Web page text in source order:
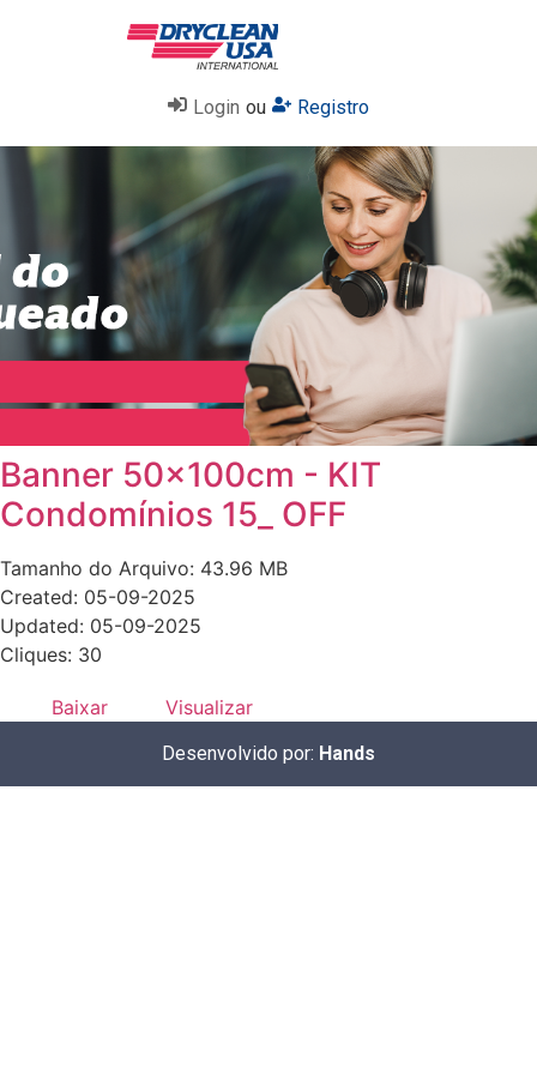
Login ou Registro
Banner 50x100cm - KIT
Condomínios 15_ OFF
Tamanho do Arquivo: 43.96 MB
Created: 05-09-2025
Updated: 05-09-2025
Cliques: 30
Baixar Visualizar
Desenvolvido por: Hands